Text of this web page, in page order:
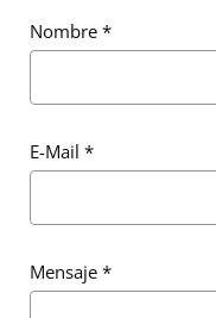
Nombre *
E-Mail *
Mensaje *